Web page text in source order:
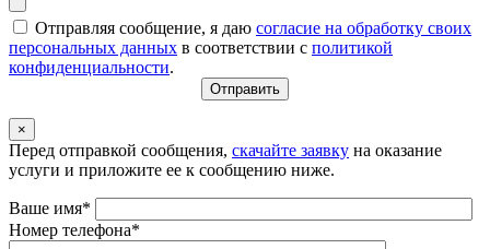
Отправляя сообщение, я даю согласие на обработку своих
персональных данных в соответствии с политикой
конфиденциальности.
×
Перед отправкой сообщения, скачайте заявку на оказание
услуги и приложите ее к сообщению ниже.
Ваше имя*
Номер телефона*